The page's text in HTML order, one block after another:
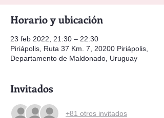
Horario y ubicación
23 feb 2022, 21:30 – 22:30
Piriápolis, Ruta 37 Km. 7, 20200 Piriápolis,
Departamento de Maldonado, Uruguay
Invitados
+81 otros invitados